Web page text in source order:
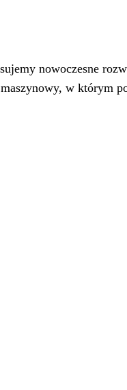
nowoczesne
w którym